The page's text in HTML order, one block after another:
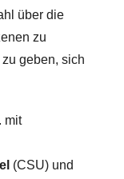
über die
zu
geben, sich
mit
(CSU) und